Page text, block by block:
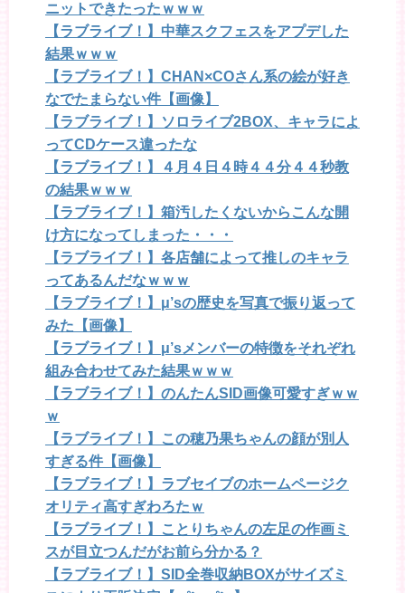
ニットできたったｗｗｗ
【ラブライブ！】中華スクフェスをアプデした
結果ｗｗｗ
【ラブライブ！】CHAN×COさん系の絵が好き
なでたまらない件【画像】
【ラブライブ！】ソロライブ2BOX、キャラによ
ってCDケース違ったな
【ラブライブ！】４月４日４時４４分４４秒教
の結果ｗｗｗ
【ラブライブ！】箱汚したくないからこんな開
け方になってしまった・・・
【ラブライブ！】各店舗によって推しのキャラ
ってあるんだなｗｗｗ
【ラブライブ！】μ’sの歴史を写真で振り返って
みた【画像】
【ラブライブ！】μ’sメンバーの特徴をそれぞれ
組み合わせてみた結果ｗｗｗ
【ラブライブ！】のんたんSID画像可愛すぎｗｗ
ｗ
【ラブライブ！】この穂乃果ちゃんの顔が別人
すぎる件【画像】
【ラブライブ！】ラブセイブのホームページク
オリティ高すぎわろたｗ
【ラブライブ！】ことりちゃんの左足の作画ミ
スが目立つんだがお前ら分かる？
【ラブライブ！】SID全巻収納BOXがサイズミ